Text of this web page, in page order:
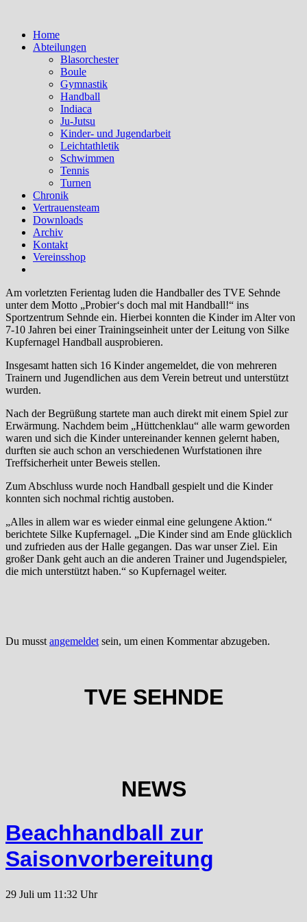
Home
Abteilungen
Blasorchester
Boule
Gymnastik
Handball
Indiaca
Ju-Jutsu
Kinder- und Jugendarbeit
Leichtathletik
Schwimmen
Tennis
Turnen
Chronik
Vertrauensteam
Downloads
Archiv
Kontakt
Vereinsshop
Am vorletzten Ferientag luden die Handballer des TVE Sehnde
unter dem Motto „Probier‘s doch mal mit Handball!“ ins
Sportzentrum Sehnde ein. Hierbei konnten die Kinder im Alter von
7-10 Jahren bei einer Trainingseinheit unter der Leitung von Silke
Kupfernagel Handball ausprobieren.
Insgesamt hatten sich 16 Kinder angemeldet, die von mehreren
Trainern und Jugendlichen aus dem Verein betreut und unterstützt
wurden.
Nach der Begrüßung startete man auch direkt mit einem Spiel zur
Erwärmung. Nachdem beim „Hüttchenklau“ alle warm geworden
waren und sich die Kinder untereinander kennen gelernt haben,
durften sie auch schon an verschiedenen Wurfstationen ihre
Treffsicherheit unter Beweis stellen.
Zum Abschluss wurde noch Handball gespielt und die Kinder
konnten sich nochmal richtig austoben.
„Alles in allem war es wieder einmal eine gelungene Aktion.“
berichtete Silke Kupfernagel. „Die Kinder sind am Ende glücklich
und zufrieden aus der Halle gegangen. Das war unser Ziel. Ein
großer Dank geht auch an die anderen Trainer und Jugendspieler,
die mich unterstützt haben.“ so Kupfernagel weiter.
Du musst angemeldet sein, um einen Kommentar abzugeben.
TVE SEHNDE
NEWS
Beachhandball zur
Saisonvorbereitung
29 Juli um 11:32 Uhr